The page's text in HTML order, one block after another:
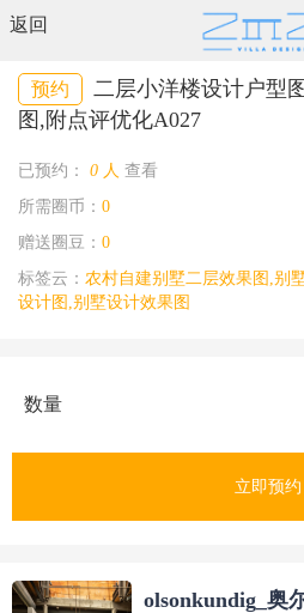
返回
预约
二层小洋楼设计户型
图,附点评优化A027
已预约： 0 人 查看
所需圈币： 0
赠送圈豆： 0
标签云： 农村自建别墅二层效果图,别
设计图,别墅设计效果图
数量
立即预约
olsonkundig_奥